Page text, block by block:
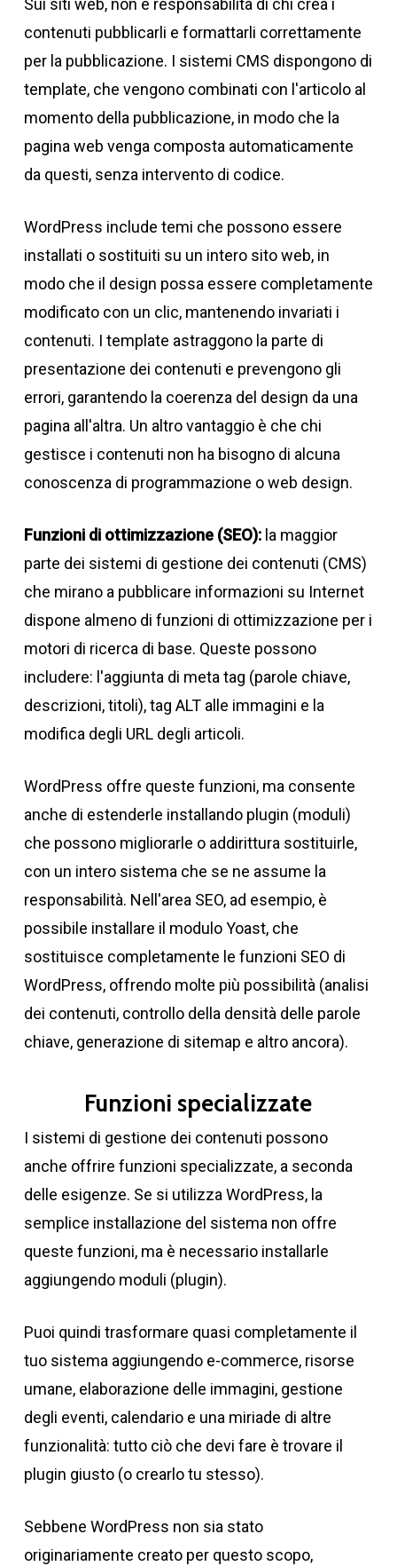
Sui siti web, non è responsabilità di chi crea i
contenuti pubblicarli e formattarli correttamente
per la pubblicazione. I sistemi CMS dispongono di
template, che vengono combinati con l'articolo al
momento della pubblicazione, in modo che la
pagina web venga composta automaticamente
da questi, senza intervento di codice.
WordPress include temi che possono essere
installati o sostituiti su un intero sito web, in
modo che il design possa essere completamente
modificato con un clic, mantenendo invariati i
contenuti. I template astraggono la parte di
presentazione dei contenuti e prevengono gli
errori, garantendo la coerenza del design da una
pagina all'altra. Un altro vantaggio è che chi
gestisce i contenuti non ha bisogno di alcuna
conoscenza di programmazione o web design.
Funzioni di ottimizzazione (SEO):la maggior
parte dei sistemi di gestione dei contenuti (CMS)
che mirano a pubblicare informazioni su Internet
dispone almeno di funzioni di ottimizzazione per i
motori di ricerca di base. Queste possono
includere: l'aggiunta di meta tag (parole chiave,
descrizioni, titoli), tag ALT alle immagini e la
modifica degli URL degli articoli.
WordPress offre queste funzioni, ma consente
anche di estenderle installando plugin (moduli)
che possono migliorarle o addirittura sostituirle,
con un intero sistema che se ne assume la
responsabilità. Nell'area SEO, ad esempio, è
possibile installare il modulo Yoast, che
sostituisce completamente le funzioni SEO di
WordPress, offrendo molte più possibilità (analisi
dei contenuti, controllo della densità delle parole
chiave, generazione di sitemap e altro ancora).
Funzioni specializzate
I sistemi di gestione dei contenuti possono
anche offrire funzioni specializzate, a seconda
delle esigenze. Se si utilizza WordPress, la
semplice installazione del sistema non offre
queste funzioni, ma è necessario installarle
aggiungendo moduli (plugin).
Puoi quindi trasformare quasi completamente il
tuo sistema aggiungendo e-commerce, risorse
umane, elaborazione delle immagini, gestione
degli eventi, calendario e una miriade di altre
funzionalità: tutto ciò che devi fare è trovare il
plugin giusto (o crearlo tu stesso).
Sebbene WordPress non sia stato
originariamente creato per questo scopo,